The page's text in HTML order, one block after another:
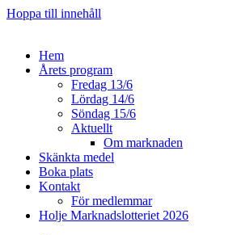
Hoppa till innehåll
Hem
Årets program
Fredag 13/6
Lördag 14/6
Söndag 15/6
Aktuellt
Om marknaden
Skänkta medel
Boka plats
Kontakt
För medlemmar
Holje Marknadslotteriet 2026